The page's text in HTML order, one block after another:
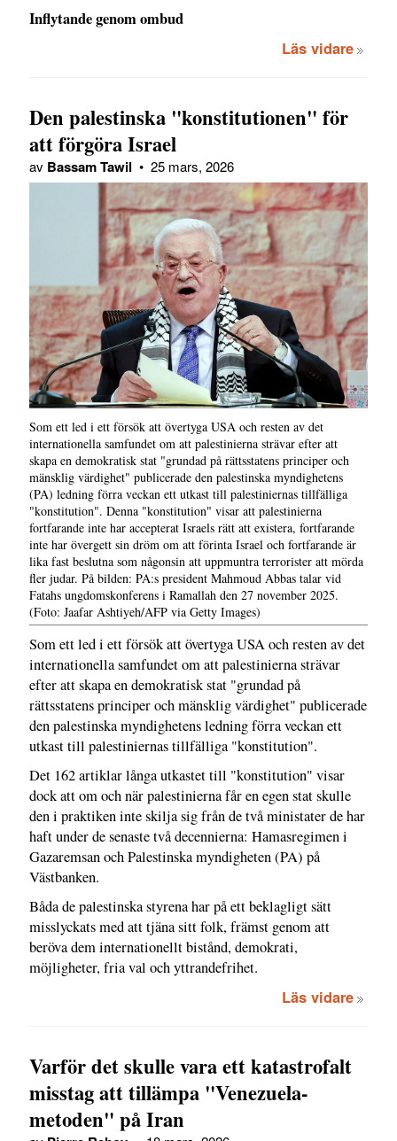
Inflytande genom ombud
Läs vidare
Den palestinska "konstitutionen" för
att förgöra Israel
av Bassam Tawil • 25 mars, 2026
Som ett led i ett försök att övertyga USA och resten av det
internationella samfundet om att palestinierna strävar efter att
skapa en demokratisk stat "grundad på rättsstatens principer och
mänsklig värdighet" publicerade den palestinska myndighetens
(PA) ledning förra veckan ett utkast till palestiniernas tillfälliga
"konstitution". Denna "konstitution" visar att palestinierna
fortfarande inte har accepterat Israels rätt att existera, fortfarande
inte har övergett sin dröm om att förinta Israel och fortfarande är
lika fast beslutna som någonsin att uppmuntra terrorister att mörda
fler judar. På bilden: PA:s president Mahmoud Abbas talar vid
Fatahs ungdomskonferens i Ramallah den 27 november 2025.
(Foto: Jaafar Ashtiyeh/AFP via Getty Images)
Som ett led i ett försök att övertyga USA och resten av det
internationella samfundet om att palestinierna strävar
efter att skapa en demokratisk stat "grundad på
rättsstatens principer och mänsklig värdighet" publicerade
den palestinska myndighetens ledning förra veckan ett
utkast till palestiniernas tillfälliga "konstitution".
Det 162 artiklar långa utkastet till "konstitution" visar
dock att om och när palestinierna får en egen stat skulle
den i praktiken inte skilja sig från de två ministater de har
haft under de senaste två decennierna: Hamasregimen i
Gazaremsan och Palestinska myndigheten (PA) på
Västbanken.
Båda de palestinska styrena har på ett beklagligt sätt
misslyckats med att tjäna sitt folk, främst genom att
beröva dem internationellt bistånd, demokrati,
möjligheter, fria val och yttrandefrihet.
Läs vidare
Varför det skulle vara ett katastrofalt
misstag att tillämpa "Venezuela-
metoden" på Iran